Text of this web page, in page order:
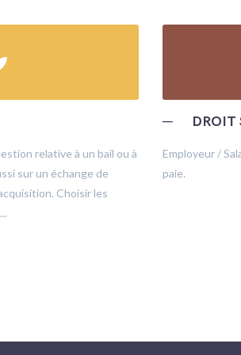
relative à un bail ou à
sur un échange de
Choisir les
─ DROIT
Employeur /
paie.